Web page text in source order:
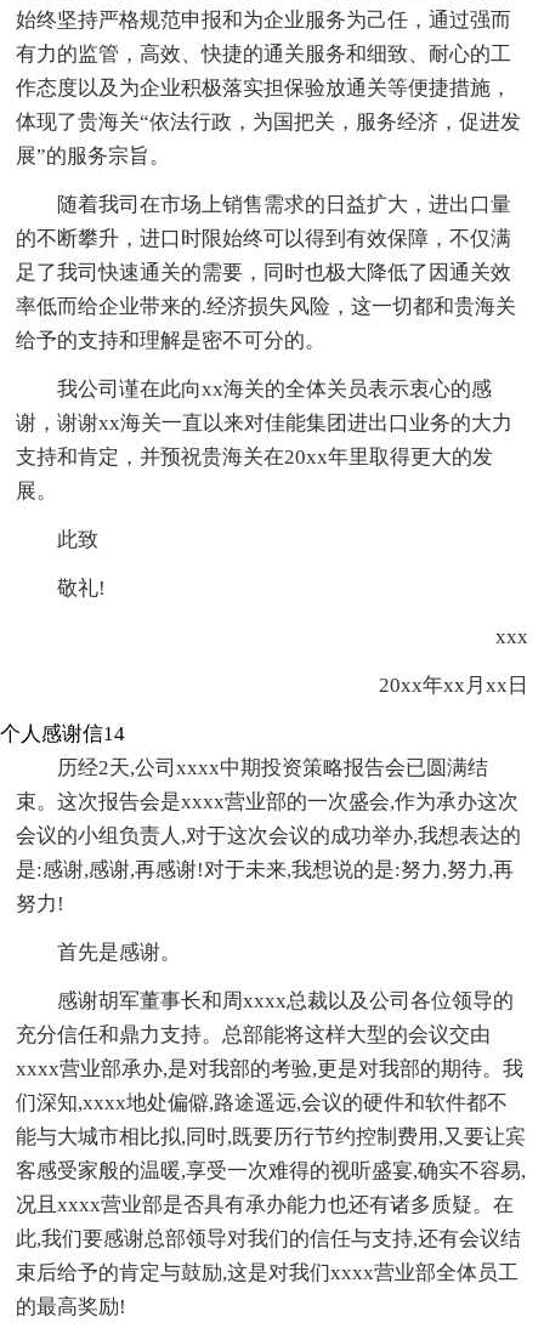
始终坚持严格规范申报和为企业服务为己任，通过强而
有力的监管，高效、快捷的通关服务和细致、耐心的工
作态度以及为企业积极落实担保验放通关等便捷措施，
体现了贵海关“依法行政，为国把关，服务经济，促进发
展”的服务宗旨。
随着我司在市场上销售需求的日益扩大，进出口量
的不断攀升，进口时限始终可以得到有效保障，不仅满
足了我司快速通关的需要，同时也极大降低了因通关效
率低而给企业带来的.经济损失风险，这一切都和贵海关
给予的支持和理解是密不可分的。
我公司谨在此向xx海关的全体关员表示衷心的感
谢，谢谢xx海关一直以来对佳能集团进出口业务的大力
支持和肯定，并预祝贵海关在20xx年里取得更大的发
展。
此致
敬礼!
xxx
20xx年xx月xx日
个人感谢信14
历经2天,公司xxxx中期投资策略报告会已圆满结
束。这次报告会是xxxx营业部的一次盛会,作为承办这次
会议的小组负责人,对于这次会议的成功举办,我想表达的
是:感谢,感谢,再感谢!对于未来,我想说的是:努力,努力,再
努力!
首先是感谢。
感谢胡军董事长和周xxxx总裁以及公司各位领导的
充分信任和鼎力支持。总部能将这样大型的会议交由
xxxx营业部承办,是对我部的考验,更是对我部的期待。我
们深知,xxxx地处偏僻,路途遥远,会议的硬件和软件都不
能与大城市相比拟,同时,既要历行节约控制费用,又要让宾
客感受家般的温暖,享受一次难得的视听盛宴,确实不容易,
况且xxxx营业部是否具有承办能力也还有诸多质疑。在
此,我们要感谢总部领导对我们的信任与支持,还有会议结
束后给予的肯定与鼓励,这是对我们xxxx营业部全体员工
的最高奖励!